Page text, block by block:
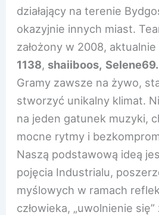
działający na terenie
okazyjnie innych miast.
założony w 2008,
1138, shaiiboos, Selene69.
Gramy zawsze na żywo,
stworzyć unikalny klimat.
na jeden gatunek muzyki,
mocne rytmy i
Naszą podstawową ideą
pojęcia Industrialu,
myślowych w ramach
człowieka, „uwolnienie